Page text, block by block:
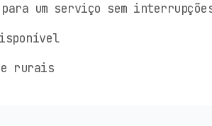
um serviço sem
e rurais